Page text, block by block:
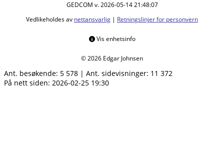
GEDCOM v. 2026-05-14 21:48:07
Vedlikeholdes av nettansvarlig | Retningslinjer for personvern
Vis enhetsinfo
© 2026 Edgar Johnsen
Ant. besøkende: 5 578 | Ant. sidevisninger: 11 372
På nett siden: 2026-02-25 19:30